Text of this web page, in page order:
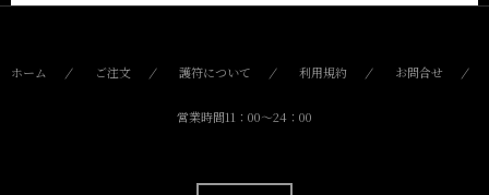
ホーム ご注文 護符について 利用規約 お問合せ
営業時間11：00〜24：00